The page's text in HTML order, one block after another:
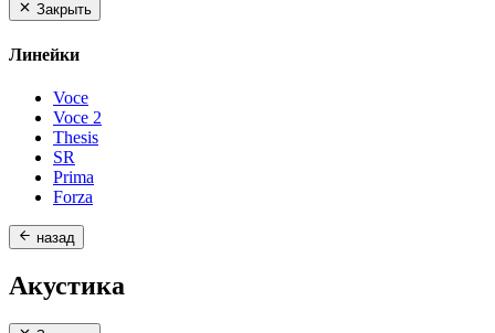
Закрыть
Линейки
Voce
Voce 2
Thesis
SR
Prima
Forza
назад
Акустика